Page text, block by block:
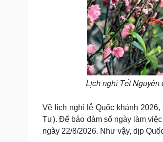
Lịch nghỉ Tết
Về lịch nghỉ lễ Quốc khánh
Tư). Để bảo đảm số ngày làm
ngày 22/8/2026. Như vậy, dịp